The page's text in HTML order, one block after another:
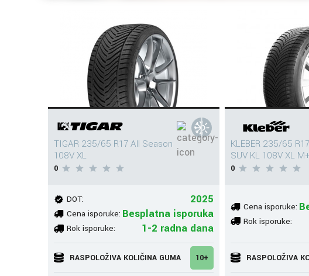
TIGAR 235/65 R17 All Season
108V XL
0
DOT: 2025
Cena isporuke: Besplatna isporuka
Rok isporuke: 1-2 radna dana
RASPOLOŽIVA KOLIČINA GUMA 10+
KLEBER 235/65
SUV KL 108V XL
0
Cena isporuke:
Rok isporuke:
RASPOLOŽIVA